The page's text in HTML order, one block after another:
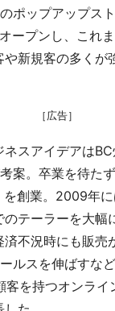
ポップアップス
ープンし、これ
新規客の多くが
［広告］
スアイデアは
案。卒業を待た
を創業。2009年
テーラーを大幅
済不況時にも販売
ルスを伸ばすな
を持つオンライ